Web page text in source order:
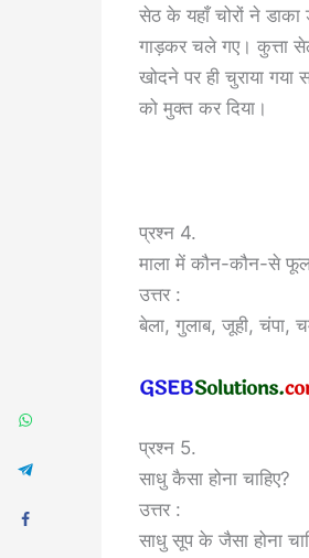
सेठ के यहाँ चोरों ने डाका
गाड़कर चले गए। कुत्ता
खोदने पर ही चुराया गया
को मुक्त कर दिया।
प्रश्न 4.
माला में कौन-कौन-से
उत्तर :
बेला, गुलाब, जूही, चंपा,
प्रश्न 5.
साधु कैसा होना चाहिए?
उत्तर :
साधु सूप के जैसा होना